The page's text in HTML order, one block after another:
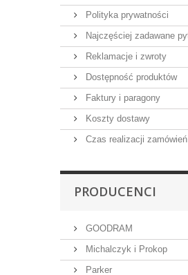
Polityka prywatności
Najczęściej zadawane
Reklamacje i zwroty
Dostępność produktów
Faktury i paragony
Koszty dostawy
Czas realizacji zamówień
PRODUCENCI
GOODRAM
Michalczyk i Prokop
Parker